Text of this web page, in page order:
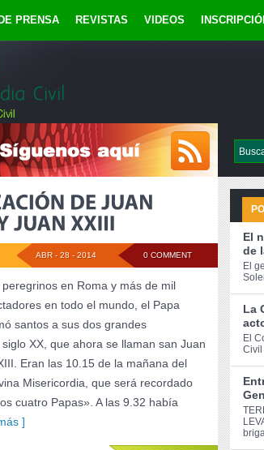
PRENSA REVISTAS VIDEOS
0 COMMENT
ABR - 28 - 2014
en Roma y más de mil
en todo el mundo, el Papa
santos a sus dos grandes
XX, que ahora se llaman san Juan
Eran las 10.15 de la mañana del
Misericordia, que será recordado
cuatro Papas». A las 9.32 había
]
El
de
El
La
El
Civil